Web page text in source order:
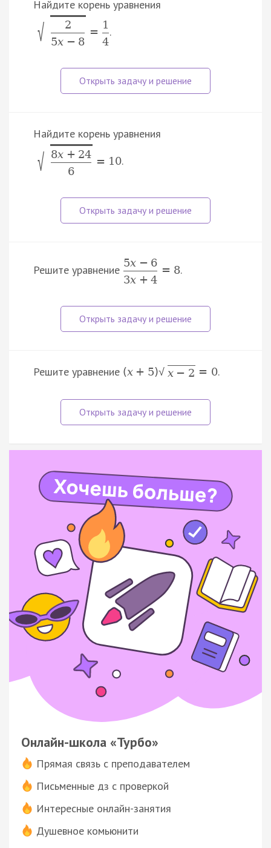
Найдите корень уравнения
√
2
5x − 8
=
1
4
.
Найдите корень уравнения
√ 8x + 24
6
= 10.
Решите уравнение
5x − 6
3x + 4
= 8.
Решите уравнение (x + 5)√ x − 2 = 0.
Онлайн-школа «Турбо»
Прямая связь с преподавателем
Письменные дз с проверкой
Интересные онлайн-занятия
Душевное комьюнити